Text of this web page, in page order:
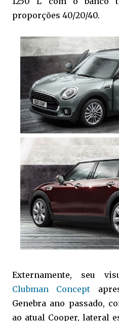
proporções 40/20/40.
Externamente, seu
Clubman Concept
Genebra ano passado,
ao atual Cooper, lateral